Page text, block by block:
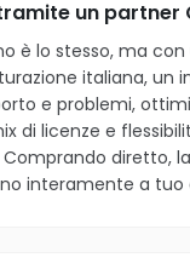
un partner
è lo stesso, ma con
italiana, un
e problemi,
di licenze e
Comprando diretto,
interamente a tuo